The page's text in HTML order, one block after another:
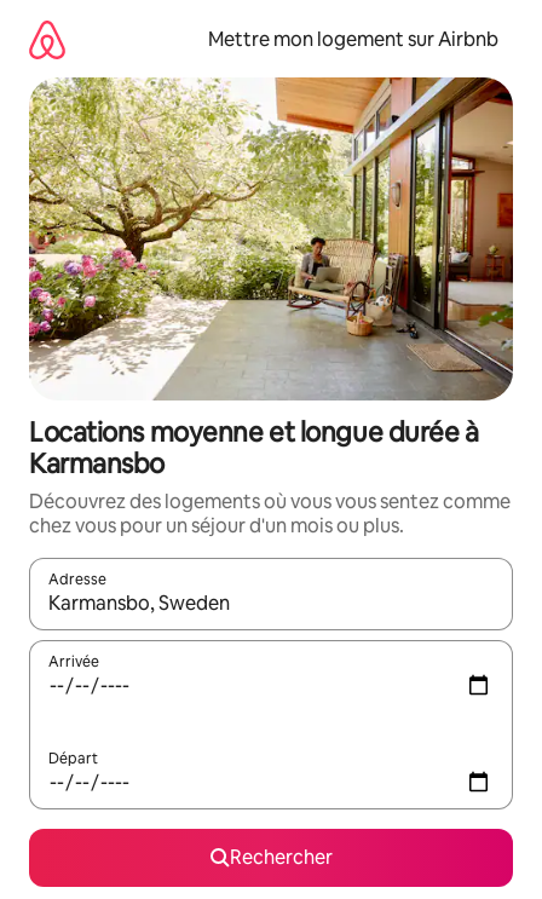
directement
contenu
Mettre mon logement sur Airbnb
Locations moyenne et longue durée à
Karmansbo
Découvrez des logements où vous vous sentez comme
chez vous pour un séjour d'un mois ou plus.
Adresse
Lorsque les résultats s'affichent, utilisez les flèches vers le
Arrivée
Départ
Rechercher